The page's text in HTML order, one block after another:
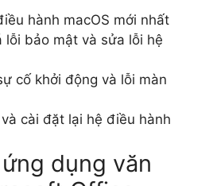
hành macOS mới nhất
lỗi bảo mật và sửa lỗi hệ
cố khởi động và lỗi màn
cài đặt lại hệ điều hành
dụng văn